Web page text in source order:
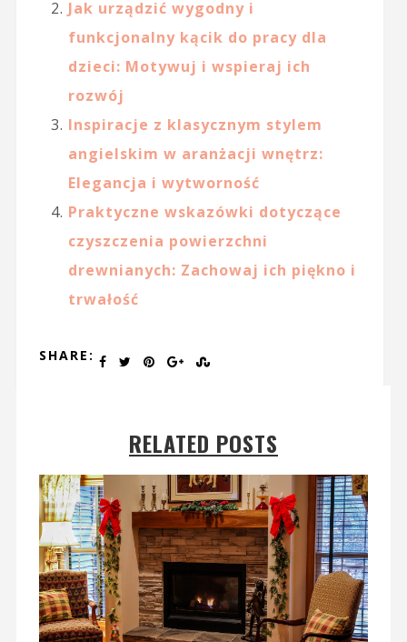
Jak urządzić wygodny i
funkcjonalny kącik do pracy dla
dzieci: Motywuj i wspieraj ich
rozwój
Inspiracje z klasycznym stylem
angielskim w aranżacji wnętrz:
Elegancja i wytworność
Praktyczne wskazówki dotyczące
czyszczenia powierzchni
drewnianych: Zachowaj ich piękno i
trwałość
SHARE:
RELATED POSTS